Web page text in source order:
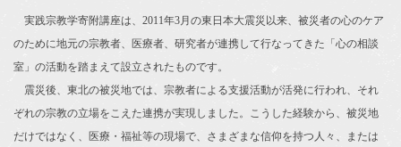
実践宗教学寄附講座は、2011年3月の東日本大震災以来、被災者の心のケア
のために地元の宗教者、医療者、研究者が連携して行なってきた「心の相談
室」の活動を踏まえて設立されたものです。
震災後、東北の被災地では、宗教者による支援活動が活発に行われ、それ
ぞれの宗教の立場をこえた連携が実現しました。こうした経験から、被災地
だけではなく、医療・福祉等の現場で、さまざまな信仰を持つ人々、または